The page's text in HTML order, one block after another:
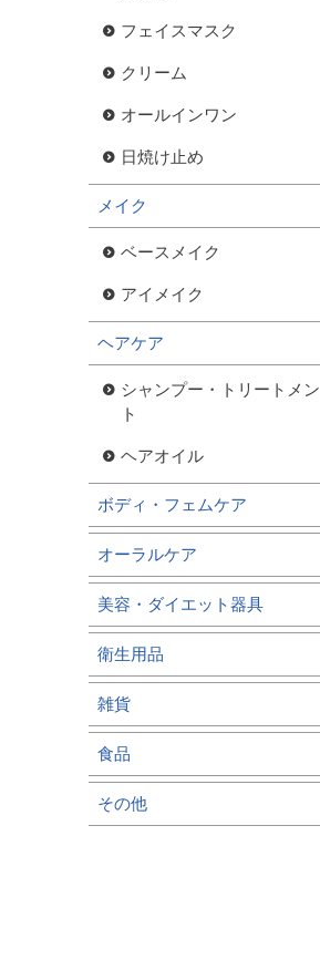
フェイスマスク
クリーム
オールインワン
日焼け止め
メイク
ベースメイク
アイメイク
ヘアケア
シャンプー・トリートメン
ト
ヘアオイル
ボディ・フェムケア
オーラルケア
美容・ダイエット器具
衛生用品
雑貨
食品
その他